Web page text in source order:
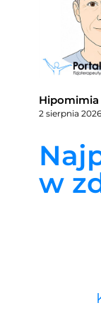
Hipomimia
2 sierpnia 2026
w